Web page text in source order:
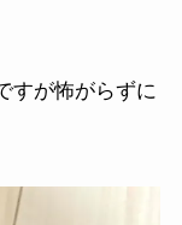
すが怖がらずに